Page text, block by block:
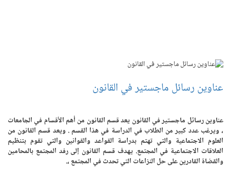
عناوين رسائل ماجستير في القانون
عناوين رسائل ماجستير في القانون يعد قسم القانون من أهم الأقسام في الجامعات
، ويرغب عدد كبير من الطلاب في الدراسة في هذا القسم . ويعد قسم القانون من
العلوم الاجتماعية والتي تهتم بدراسة القواعد والقوانين والتي تقوم بتنظيم
العلاقات الاجتماعية في المجتمع. يهدف قسم القانون إلى رفد المجتمع بالمحامين
والقضاة القادرين على حل النزاعات التي تحدث في المجتمع ،.